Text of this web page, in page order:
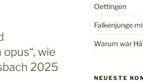
wie
2025
Oettingen
Falkenjunge
Warum war
NEUESTE